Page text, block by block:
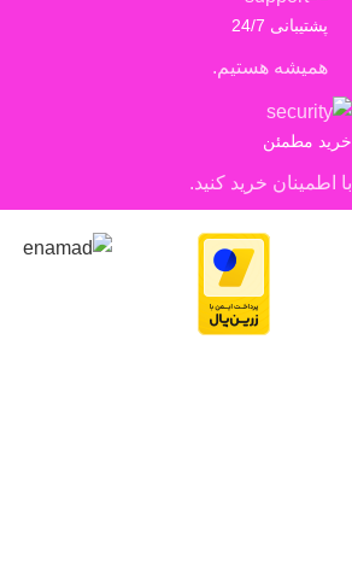
پشتیبانی 24/7
همیشه هستیم.
خرید مطمئن
با اطمینان خرید کنید.